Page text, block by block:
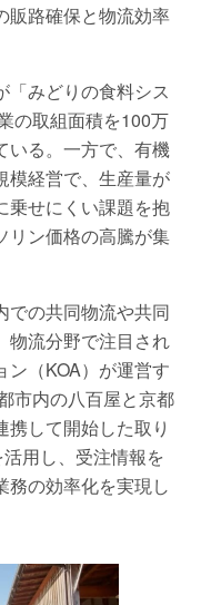
販路確保と物流効率
「みどりの食料シス
の取組面積を100万
いる。一方で、有機
模経営で、生産量が
乗せにくい課題を抱
リン価格の高騰が集
での共同物流や共同
物流分野で注目され
ン（KOA）が運営す
市内の八百屋と京都
して開始した取り
用し、受注情報を
務の効率化を実現し